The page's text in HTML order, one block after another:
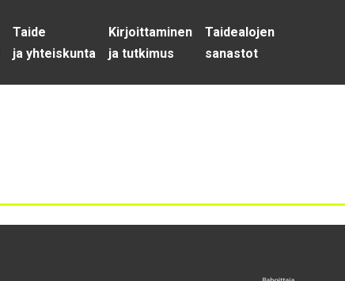
Taide
ja yhteiskunta
Kirjoittaminen
ja tutkimus
Taidealojen
sanastot